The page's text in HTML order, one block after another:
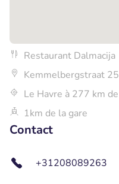
Restaurant Dalmacija
Kemmelbergstraat
Le Havre à 277 km
1km de la gare
Contact
+31208089263